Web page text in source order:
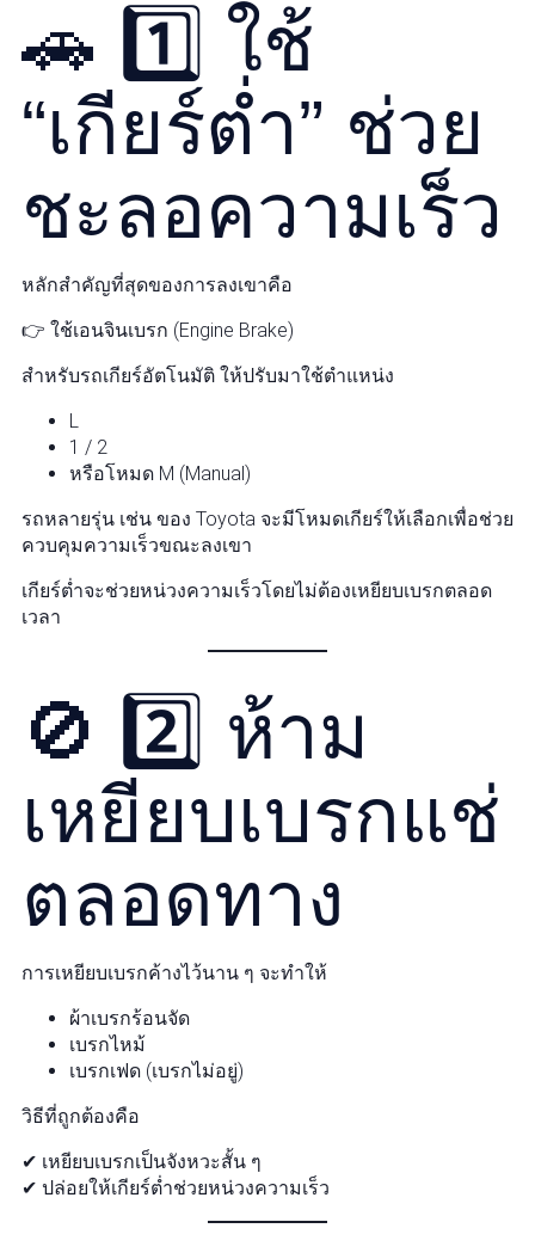
🚗 1️⃣ ใช้
“เกียร์ต่ำ” ช่วย
ชะลอความเร็ว
หลักสำคัญที่สุดของการลงเขาคือ
👉 ใช้เอนจินเบรก (Engine Brake)
สำหรับรถเกียร์อัตโนมัติ ให้ปรับมาใช้ตำแหน่ง
L
1 / 2
หรือโหมด M (Manual)
รถหลายรุ่น เช่น ของ Toyota จะมีโหมดเกียร์ให้เลือกเพื่อช่วย
ควบคุมความเร็วขณะลงเขา
เกียร์ต่ำจะช่วยหน่วงความเร็วโดยไม่ต้องเหยียบเบรกตลอด
เวลา
🚫 2️⃣ ห้าม
เหยียบเบรกแช่
ตลอดทาง
การเหยียบเบรกค้างไว้นาน ๆ จะทำให้
ผ้าเบรกร้อนจัด
เบรกไหม้
เบรกเฟด (เบรกไม่อยู่)
วิธีที่ถูกต้องคือ
✔ เหยียบเบรกเป็นจังหวะสั้น ๆ
✔ ปล่อยให้เกียร์ต่ำช่วยหน่วงความเร็ว